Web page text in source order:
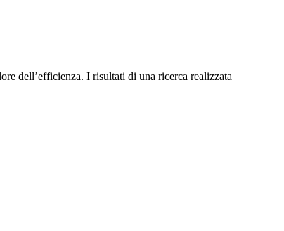
dell’efficienza. I risultati di una ricerca realizzata